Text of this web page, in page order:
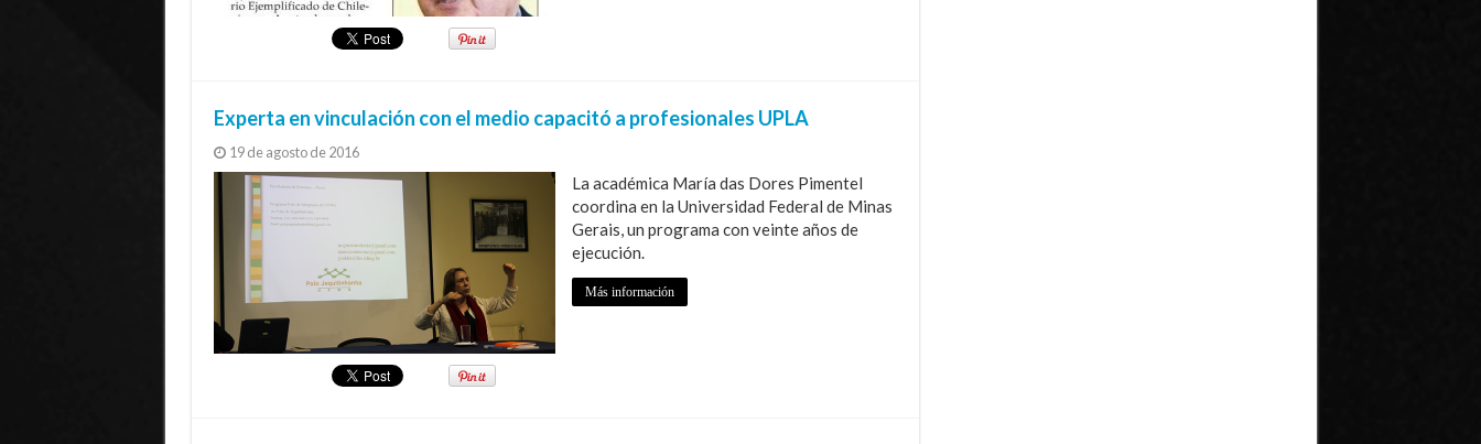
Experta en vinculación con el medio capacitó a profesionales UPLA
19 de agosto de 2016
La académica María das Dores Pimentel
coordina en la Universidad Federal de Minas
Gerais, un programa con veinte años de
ejecución.
Más información